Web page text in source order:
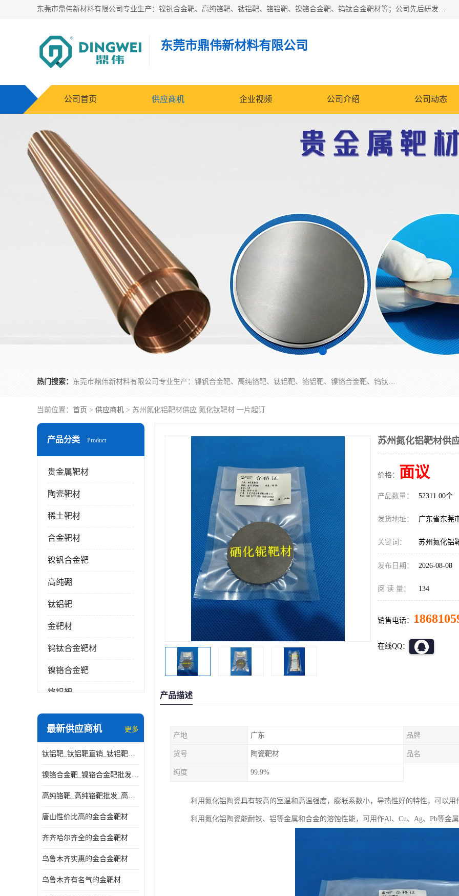
东莞市鼎伟新材料有限公司专业生产：镍钒合金靶、高纯铬靶、钛铝靶、铬铝靶、镍铬合金靶、钨钛合金靶材等；公司先后研发的蒸发材料、溅射靶材系列产品广泛应用到国内外众多知名电子、太阳能企业当中，以较高的性价比，成功发替代了国外进口产品，颇受用户好评。
东莞市鼎伟新材料有限公司
公司首页 供应商机 企业视频 公司介绍 公司动态
热门搜索： 东莞市鼎伟新材料有限公司专业生产：镍钒合金靶、高纯铬靶、钛铝靶、铬铝靶、镍铬合金靶、钨钛合金靶材等；公司先后研发的蒸发材料、溅射靶材系列产品广泛应用到国内外众多知名电子、太阳能企业当中，以较高的性价比，成功发替代了国外进口产品，颇受用户好评。
当前位置： 首页 > 供应商机 > 苏州氮化铝靶材供应 氮化钛靶材 一片起订
产品分类 Product
贵金属靶材
陶瓷靶材
稀土靶材
合金靶材
镍钒合金靶
高纯硼
钛铝靶
金靶材
钨钛合金靶材
镍铬合金靶
铬铝靶
三氧化铝靶材
铬靶材
镧靶材
最新供应商机 更多
钛铝靶_钛铝靶直销_钛铝靶供应商
镍铬合金靶_镍铬合金靶批发_镍铬合金靶供应商
高纯铬靶_高纯铬靶批发_高纯铬靶厂家
唐山性价比高的金合金靶材
齐齐哈尔齐全的金合金靶材
乌鲁木齐实惠的金合金靶材
乌鲁木齐有名气的金靶材
苏州氮化铝靶材供
价格： 面议
产品数量： 52311.00个
发货地址： 广东省东莞
关键词： 苏州氮化铝
发布日期： 2026-08-08
阅 读 量： 134
销售电话：
在线QQ：
产品描述
产地 广东 品牌
货号 陶瓷靶材 品名
纯度 99.9%
利用氮化铝陶瓷具有较高的室温和高温强度，膨胀系数小，导热性好的特性，可以
利用氮化铝陶瓷能耐铁、铝等金属和合金的溶蚀性能，可用作Al、Cu、Ag、Pb等金